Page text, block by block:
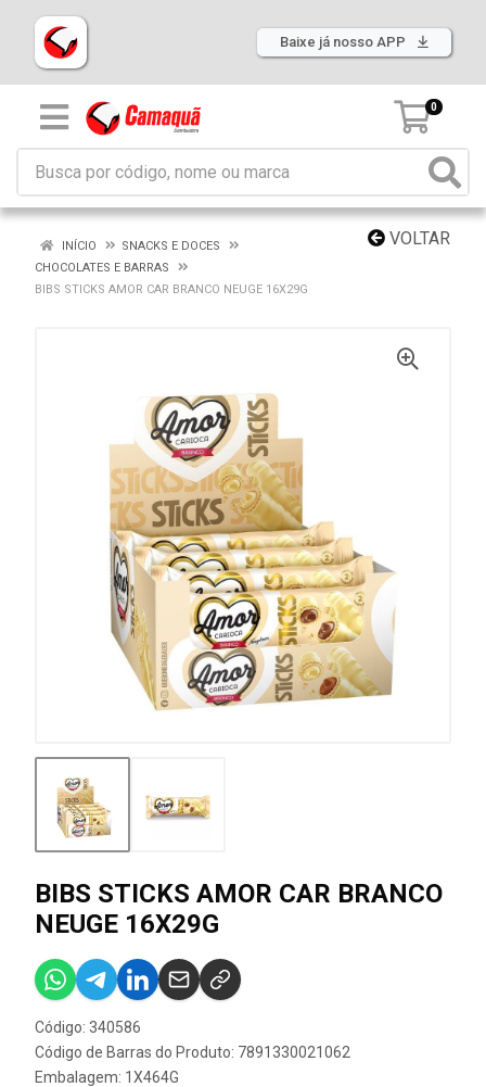
Baixe já nosso APP
0
VOLTAR
INÍCIO
SNACKS E DOCES
CHOCOLATES E BARRAS
BIBS STICKS AMOR CAR BRANCO NEUGE 16X29G
BIBS STICKS AMOR CAR BRANCO
NEUGE 16X29G
Código: 340586
Código de Barras do Produto: 7891330021062
Embalagem: 1X464G